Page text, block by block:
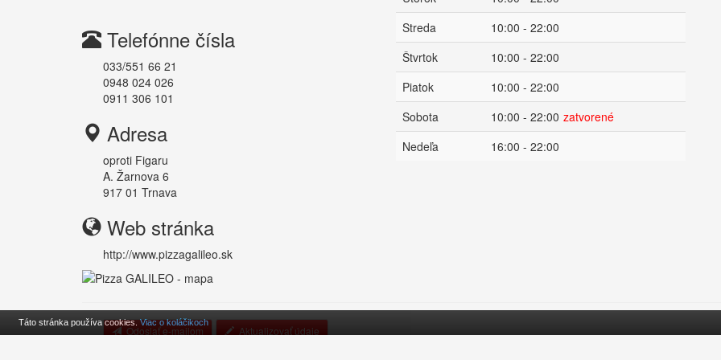
Telefónne čísla
033/551 66 21
0948 024 026
0911 306 101
Adresa
oproti Figaru
A. Žarnova 6
917 01 Trnava
Web stránka
http://www.pizzagalileo.sk
Streda
10:00 - 22:00
Štvrtok
10:00 - 22:00
Piatok
10:00 - 22:00
Sobota
10:00 - 22:00 zatvorené
Nedeľa
16:00 - 22:00
Odoslať e-mailom Aktualizovať údaje
Táto stránka používa cookies.Viac o koláčikoch